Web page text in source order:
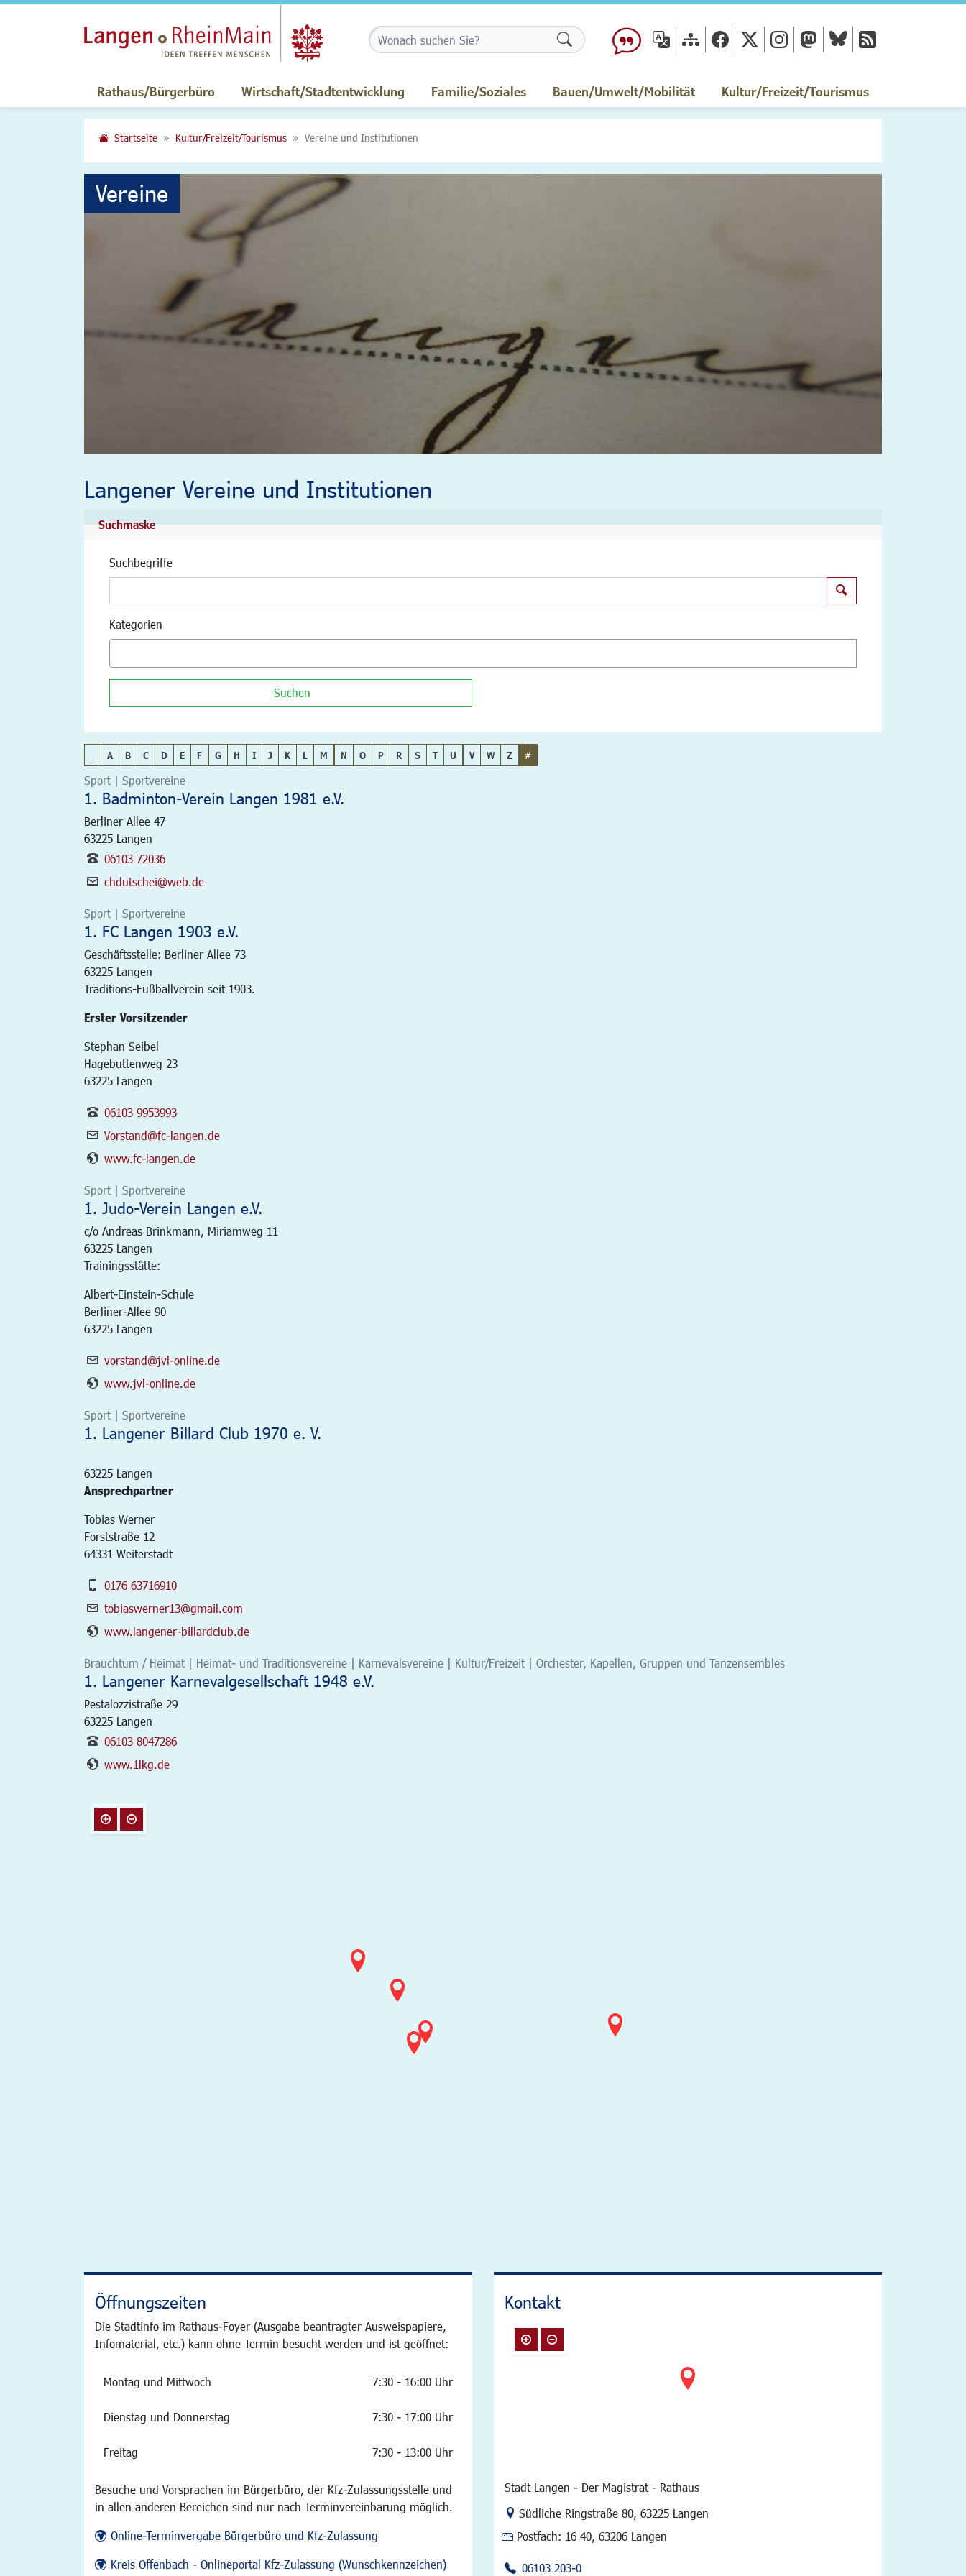
Formularschaltfläche
Rathaus/Bürgerbüro Wirtschaft/Stadtentwicklung Familie/Soziales Bauen/Umwelt/Mobilität Kultur/Freizeit/Tourismus
Startseite Kultur/Freizeit/Tourismus Vereine und Institutionen
Vereine
Langener Vereine und Institutionen
Suchmaske
Suchbegriffe
Kategorien
Suchen
A B C D E F G H I J K L M N O P R S T U V W Z #
Sport | Sportvereine
1. Badminton-Verein Langen 1981 e.V.
Berliner Allee 47
63225 Langen
06103 72036
chdutschei@web.de
Sport | Sportvereine
1. FC Langen 1903 e.V.
Geschäftsstelle: Berliner Allee 73
63225 Langen
Traditions-Fußballverein seit 1903.
Erster Vorsitzender
Stephan Seibel
Hagebuttenweg 23
63225 Langen
06103 9953993
Vorstand@fc-langen.de
www.fc-langen.de
Sport | Sportvereine
1. Judo-Verein Langen e.V.
c/o Andreas Brinkmann, Miriamweg 11
63225 Langen
Trainingsstätte:
Albert-Einstein-Schule
Berliner-Allee 90
63225 Langen
vorstand@jvl-online.de
www.jvl-online.de
Sport | Sportvereine
1. Langener Billard Club 1970 e. V.
63225 Langen
Ansprechpartner
Tobias Werner
Forststraße 12
64331 Weiterstadt
0176 63716910
tobiaswerner13@gmail.com
www.langener-billardclub.de
Brauchtum / Heimat | Heimat- und Traditionsvereine | Karnevalsvereine | Kultur/Freizeit | Orchester, Kapellen, Gruppen und Tanzensembles
1. Langener Karnevalgesellschaft 1948 e.V.
Pestalozzistraße 29
63225 Langen
06103 8047286
www.1lkg.de
Öffnungszeiten
Die Stadtinfo im Rathaus-Foyer (Ausgabe beantragter Ausweispapiere,
Infomaterial, etc.) kann ohne Termin besucht werden und ist geöffnet:
Montag und Mittwoch 7:30 - 16:00 Uhr
Dienstag und Donnerstag 7:30 - 17:00 Uhr
Freitag 7:30 - 13:00 Uhr
Besuche und Vorsprachen im Bürgerbüro, der Kfz-Zulassungsstelle und
in allen anderen Bereichen sind nur nach Terminvereinbarung möglich.
Online-Terminvergabe Bürgerbüro und Kfz-Zulassung
Kreis Offenbach - Onlineportal Kfz-Zulassung (Wunschkennzeichen)
Kontakt
Stadt Langen - Der Magistrat - Rathaus
Link zur Google-Maps Navigation
Südliche Ringstraße 80, 63225 Langen
Postfach: 16 40, 63206 Langen
06103 203-0